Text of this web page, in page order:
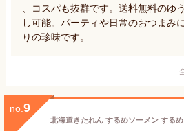
、コスパも抜群です。送料無料のゆ
し可能。パーティや日常のおつまみ
りの珍味です。
no. 9